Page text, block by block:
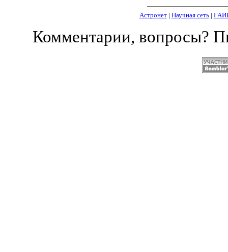
Астронет| Научная сеть|
Комментарии, вопросы?